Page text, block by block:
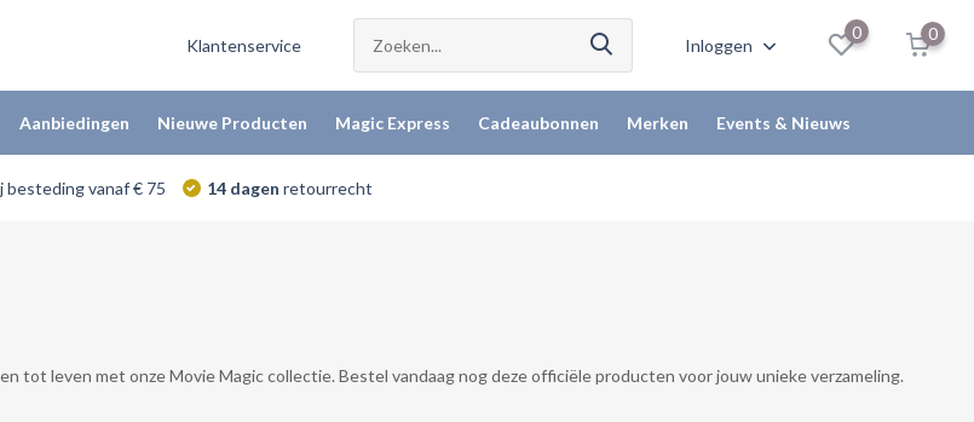
Klantenservice Inloggen
0 0
Aanbiedingen Nieuwe Producten Magic Express Cadeaubonnen Merken Events & Nieuws
besteding vanaf € 75 14 dagen retourrecht
tot leven met onze Movie Magic collectie. Bestel vandaag nog deze officiële producten voor jouw unieke verzameling.